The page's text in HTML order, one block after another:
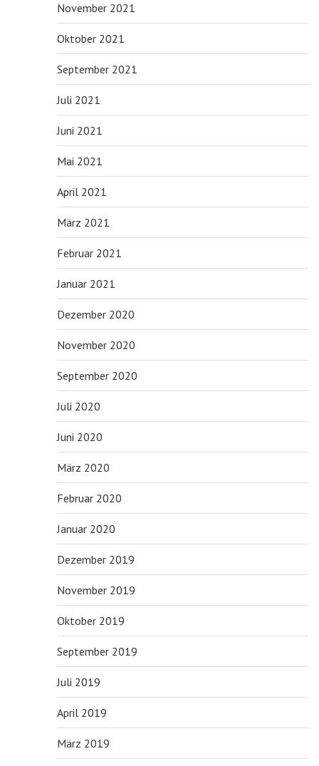
November 2021
Oktober 2021
September 2021
Juli 2021
Juni 2021
Mai 2021
April 2021
März 2021
Februar 2021
Januar 2021
Dezember 2020
November 2020
September 2020
Juli 2020
Juni 2020
März 2020
Februar 2020
Januar 2020
Dezember 2019
November 2019
Oktober 2019
September 2019
Juli 2019
April 2019
März 2019